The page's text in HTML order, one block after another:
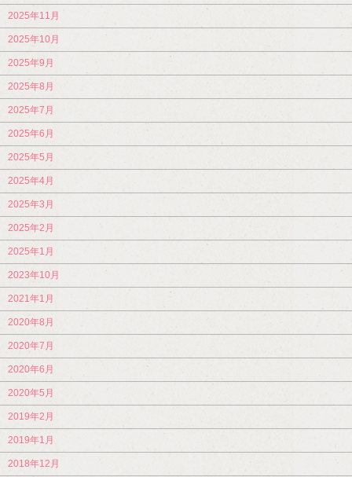
2025年11月
2025年10月
2025年9月
2025年8月
2025年7月
2025年6月
2025年5月
2025年4月
2025年3月
2025年2月
2025年1月
2023年10月
2021年1月
2020年8月
2020年7月
2020年6月
2020年5月
2019年2月
2019年1月
2018年12月